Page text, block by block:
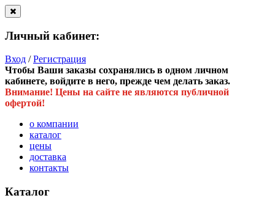
Личный кабинет:
Вход /Регистрация
Чтобы Ваши заказы сохранялись в одном личном
кабинете, войдите в него, прежде чем делать заказ.
Внимание! Цены на сайте не являются публичной
офертой!
о компании
каталог
цены
доставка
контакты
Каталог